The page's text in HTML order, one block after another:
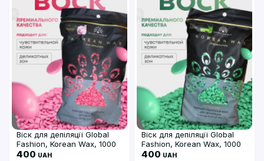
Віск для депіляції Global
Fashion, Korean Wax, 1000
гр, Rose (троянда),
400 UAH
Віск для депіляції Global
Fashion, Korean Wax, 1000
гр, Aloe. плівковий
400 UAH